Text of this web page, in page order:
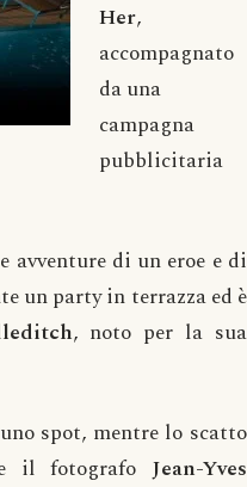
Her,
accompagnato
da una
campagna
pubblicitaria
avventure di un eroe e di
un party in terrazza ed è
, noto per la sua
spot, mentre lo scatto
il fotografo Jean-Yves